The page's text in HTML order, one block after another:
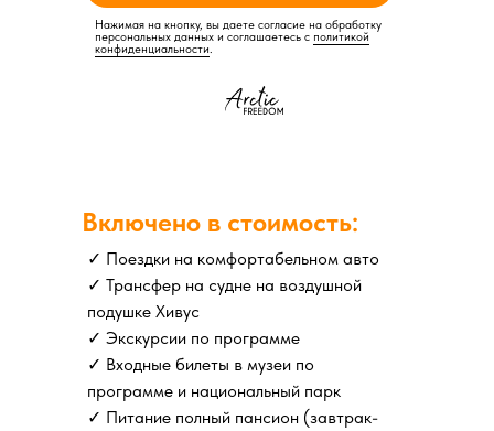
Нажимая на кнопку, вы даете согласие на обработку
персональных данных и соглашаетесь c политикой
конфиденциальности.
✓ Поездки на комфортабельном авто
✓ Трансфер на судне на воздушной
подушке Хивус
✓ Экскурсии по программе
✓ Входные билеты в музеи по
программе и национальный парк
✓ Питание полный пансион (завтрак-
Включено в стоимость: